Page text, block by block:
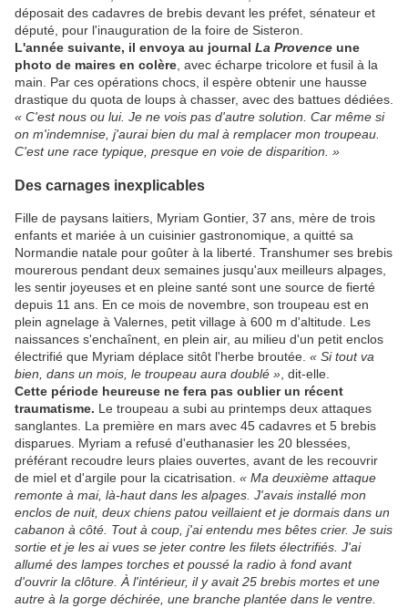
déposait des cadavres de brebis devant les préfet, sénateur et
député, pour l'inauguration de la foire de Sisteron.
L'année suivante, il envoya au journal La Provence une
photo de maires en colère , avec écharpe tricolore et fusil à la
main. Par ces opérations chocs, il espère obtenir une hausse
drastique du quota de loups à chasser, avec des battues dédiées.
« C'est nous ou lui. Je ne vois pas d'autre solution. Car même si
on m'indemnise, j'aurai bien du mal à remplacer mon troupeau.
C'est une race typique, presque en voie de disparition. »
Des carnages inexplicables
Fille de paysans laitiers, Myriam Gontier, 37 ans, mère de trois
enfants et mariée à un cuisinier gastronomique, a quitté sa
Normandie natale pour goûter à la liberté. Transhumer ses brebis
mourerous pendant deux semaines jusqu'aux meilleurs alpages,
les sentir joyeuses et en pleine santé sont une source de fierté
depuis 11 ans. En ce mois de novembre, son troupeau est en
plein agnelage à Valernes, petit village à 600 m d'altitude. Les
naissances s'enchaînent, en plein air, au milieu d'un petit enclos
électrifié que Myriam déplace sitôt l'herbe broutée. « Si tout va
bien, dans un mois, le troupeau aura doublé », dit-elle.
Cette période heureuse ne fera pas oublier un récent
traumatisme. Le troupeau a subi au printemps deux attaques
sanglantes. La première en mars avec 45 cadavres et 5 brebis
disparues. Myriam a refusé d'euthanasier les 20 blessées,
préférant recoudre leurs plaies ouvertes, avant de les recouvrir
de miel et d'argile pour la cicatrisation. « Ma deuxième attaque
remonte à mai, là-haut dans les alpages. J'avais installé mon
enclos de nuit, deux chiens patou veillaient et je dormais dans un
cabanon à côté. Tout à coup, j'ai entendu mes bêtes crier. Je suis
sortie et je les ai vues se jeter contre les filets électrifiés. J'ai
allumé des lampes torches et poussé la radio à fond avant
d'ouvrir la clôture. À l'intérieur, il y avait 25 brebis mortes et une
autre à la gorge déchirée, une branche plantée dans le ventre.